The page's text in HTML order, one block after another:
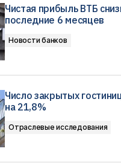
Чистая прибыль ВТБ
последние 6 месяцев
Новости банков
Число закрытых
на 21,8%
Отраслевые исследования